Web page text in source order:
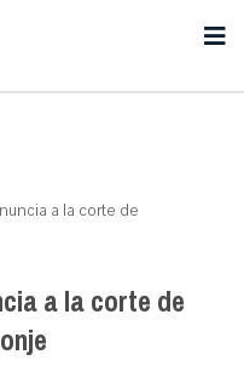
a la corte de
a la corte de